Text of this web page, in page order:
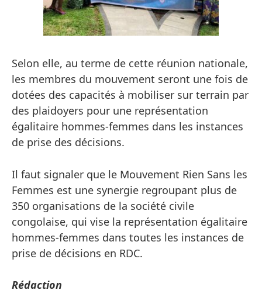
Selon elle, au terme de cette réunion nationale,
les membres du mouvement seront une fois de
dotées des capacités à mobiliser sur terrain par
des plaidoyers pour une représentation
égalitaire hommes-femmes dans les instances
de prise des décisions.
Il faut signaler que le Mouvement Rien Sans les
Femmes est une synergie regroupant plus de
350 organisations de la société civile
congolaise, qui vise la représentation égalitaire
hommes-femmes dans toutes les instances de
prise de décisions en RDC.
Rédaction